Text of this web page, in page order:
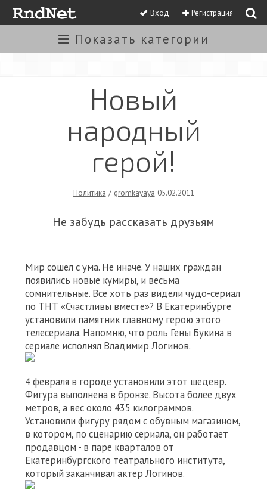
Вход Регистрация
Показать категории
Новый
народный
герой!
Политика / gromkayaya 05.02.2011
Не забудь рассказать друзьям
Мир сошел с ума. Не иначе. У наших граждан
появились новые кумиры, и весьма
сомнительные. Все хоть раз видели чудо-сериал
по ТНТ «Счастливы вместе»? В Екатеринбурге
установили памятник главному герою этого
телесериала. Напомню, что роль Гены Букина в
сериале исполнял Владимир Логинов.
4 февраля в городе установили этот шедевр.
Фигура выполнена в бронзе. Высота более двух
метров, а вес около 435 килограммов.
Установили фигуру рядом с обувным магазином,
в котором, по сценарию сериала, он работает
продавцом - в паре кварталов от
Екатеринбургского театрального института,
который заканчивал актер Логинов.